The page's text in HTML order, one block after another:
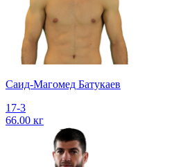
Саид-Магомед Батукаев
17-3
66.00 кг